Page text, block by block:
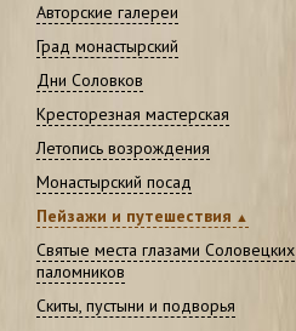
Авторские галереи
Град монастырский
Дни Соловков
Кресторезная мастерская
Летопись возрождения
Монастырский посад
Пейзажи и путешествия
Святые места глазами Соловецких
паломников
Скиты, пустыни и подворья